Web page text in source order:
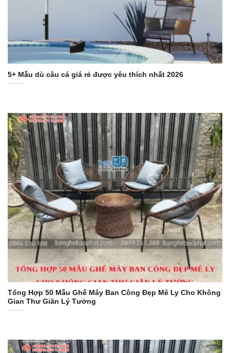
5+ Mẫu dù câu cá giá rẻ được yêu thích nhất 2026
Tổng Hợp 50 Mẫu Ghế Mây Ban Công Đẹp Mê Ly Cho Không
Gian Thư Giãn Lý Tưởng